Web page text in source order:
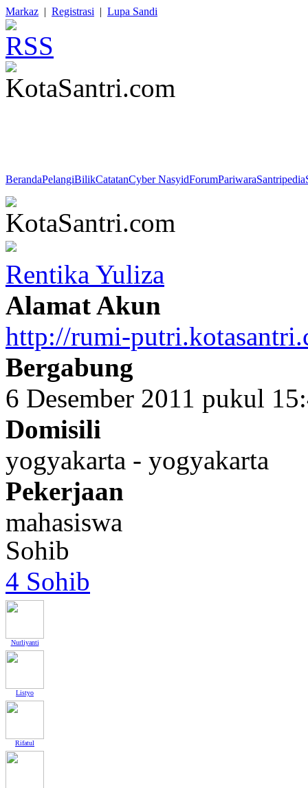
Markaz | Registrasi | Lupa Sandi
BerandaPelangiBilikCatatanCyber NasyidForumPariwaraSantripedia
Rentika Yuliza
Alamat Akun
http://rumi-
Bergabung
6 Desember 2011 pukul
Domisili
yogyakarta - yogyakarta
Pekerjaan
mahasiswa
Sohib
4 Sohib
Nurliyanti
Listyo
Rifatul